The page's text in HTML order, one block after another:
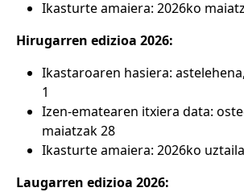
Ikasturte amaiera: 2026ko
Hirugarren edizioa 2026:
Ikastaroaren hasiera:
1
Izen-ematearen itxiera data:
maiatzak 28
Ikasturte amaiera: 2026ko
Laugarren edizioa 2026: